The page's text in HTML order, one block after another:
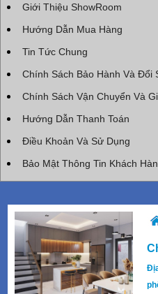
Giới Thiệu ShowRoom
Hướng Dẫn Mua Hàng
Tin Tức Chung
Chính Sách Bảo Hành Và Đổi
Chính Sách Vận Chuyển Và
Hướng Dẫn Thanh Toán
Điều Khoản Và Sử Dụng
Bảo Mật Thông Tin Khách